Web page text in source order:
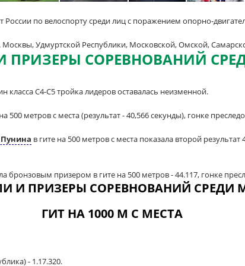
России по велоспорту среди лиц с поражением опорно-
Москвы, Удмуртской Республики, Московской, Омской,
ПРИЗЕРЫ СОРЕВНОВАНИЙ
класса С4-С5 тройка лидеров оставалась неизменной.
500 метров с места (результат - 40,566 секунды), гонке
в гите на 500 метров с места показала второй
бронзовым призером в гите на 500 метров - 44.117, гонке
И ПРИЗЕРЫ СОРЕВНОВАНИЙ СРЕДИ
ГИТ НА 1000 М С МЕСТА
- 1.17.320.